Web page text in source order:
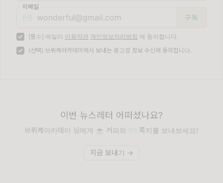
이메일
✉️
[필수] 메일리 이용약관 개인정보처리방침 에 동의합니다.
(선택) 브뤼케아카데미에서 보내는 광고성 정보 수신에 동의합니다.
이번 뉴스레터 어떠셨나요?
브뤼케아카데미 님에게 ☕️ 커피와 ✉️ 쪽지를 보내보세요!
지금 보내기 →